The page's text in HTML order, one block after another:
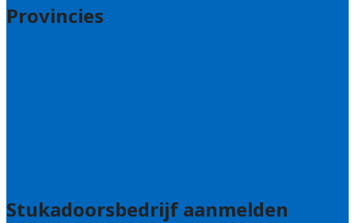
Provincies
Stukadoorsbedrijf aanmelden